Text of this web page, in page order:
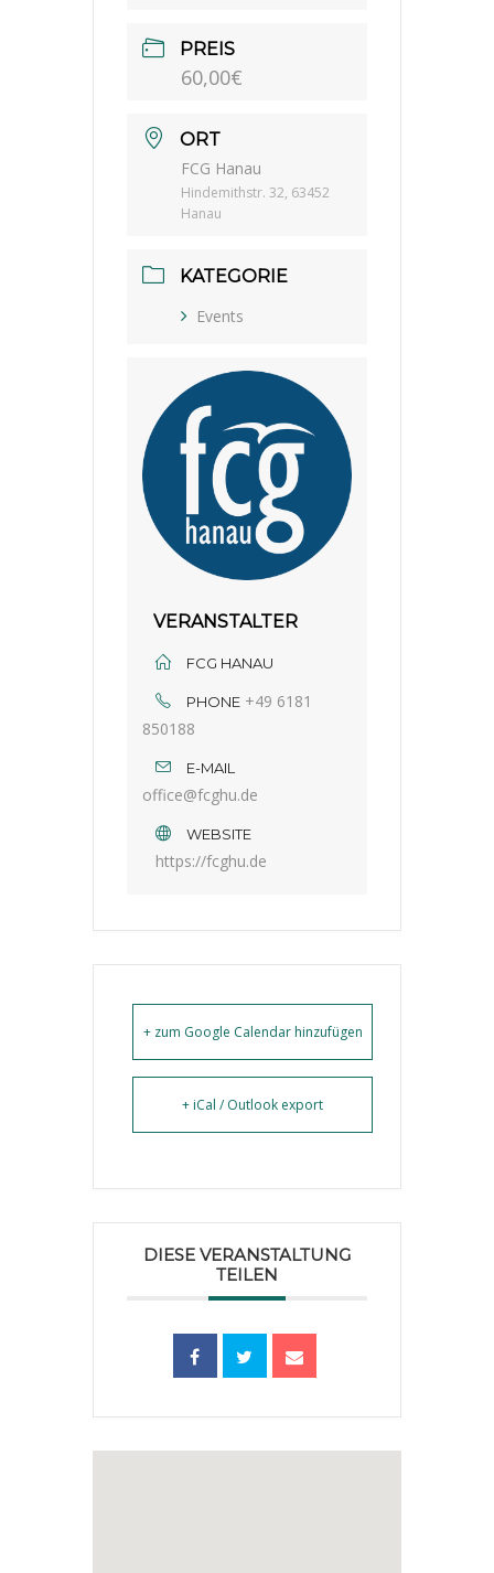
PREIS
60,00€
ORT
FCG Hanau
Hindemithstr. 32, 63452
Hanau
KATEGORIE
Events
VERANSTALTER
FCG HANAU
PHONE +49 6181
850188
E-MAIL
office@fcghu.de
WEBSITE
https://fcghu.de
+ zum Google Calendar hinzufügen
+ iCal / Outlook export
DIESE VERANSTALTUNG
TEILEN